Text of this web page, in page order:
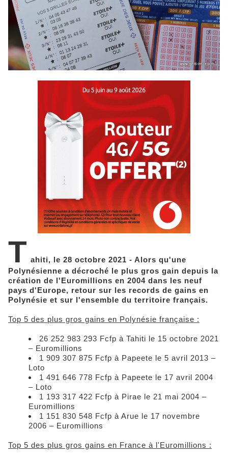
T ahiti, le 28 octobre 2021 - Alors qu'une
Polynésienne a décroché le plus gros gain depuis la
création de l'Euromillions en 2004 dans les neuf
pays d'Europe, retour sur les records de gains en
Polynésie et sur l'ensemble du territoire français.
Top 5 des plus gros gains en Polynésie française :
26 252 983 293 Fcfp à Tahiti le 15 octobre 2021
– Euromillions
1 909 307 875 Fcfp à Papeete le 5 avril 2013 –
Loto
1 491 646 778 Fcfp à Papeete le 17 avril 2004
– Loto
1 193 317 422 Fcfp à Pirae le 21 mai 2004 –
Euromillions
1 151 830 548 Fcfp à Arue le 17 novembre
2006 – Euromillions
Top 5 des plus gros gains en France à l'Euromillions :